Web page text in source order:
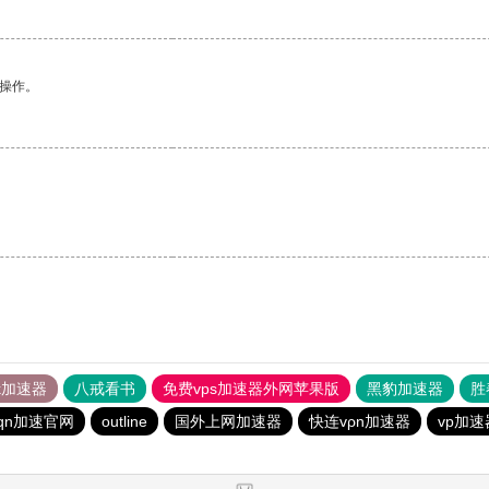
作。
速器 八戒看书 免费vps加速器外网苹果版 黑豹加速器
加速官网
outline 国外上网加速器 快连vρn加速器 vp加速